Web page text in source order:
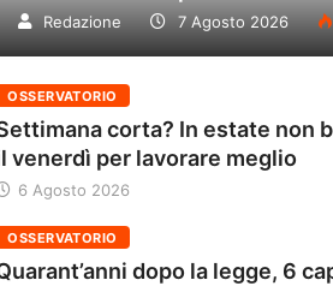
Redazione 7 Agosto 2026
OSSERVATORIO
corta? In estate non
venerdì per lavorare meglio
6 Agosto 2026
OSSERVATORIO
dopo la legge, 6